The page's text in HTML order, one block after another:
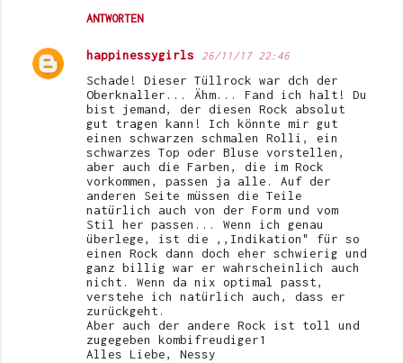
ANTWORTEN
happinessygirls 26/11/17 22:46
Schade! Dieser Tüllrock war dch der
Oberknaller... Ähm... Fand ich halt! Du
bist jemand, der diesen Rock absolut
gut tragen kann! Ich könnte mir gut
einen schwarzen schmalen Rolli, ein
schwarzes Top oder Bluse vorstellen,
aber auch die Farben, die im Rock
vorkommen, passen ja alle. Auf der
anderen Seite müssen die Teile
natürlich auch von der Form und vom
Stil her passen... Wenn ich genau
überlege, ist die ,,Indikation" für so
einen Rock dann doch eher schwierig und
ganz billig war er wahrscheinlich auch
nicht. Wenn da nix optimal passt,
verstehe ich natürlich auch, dass er
zurückgeht.
Aber auch der andere Rock ist toll und
zugegeben kombifreudiger1
Alles Liebe, Nessy